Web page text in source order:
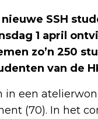
SSH
1 april
zo’n 250
van de
in een
(70). In het